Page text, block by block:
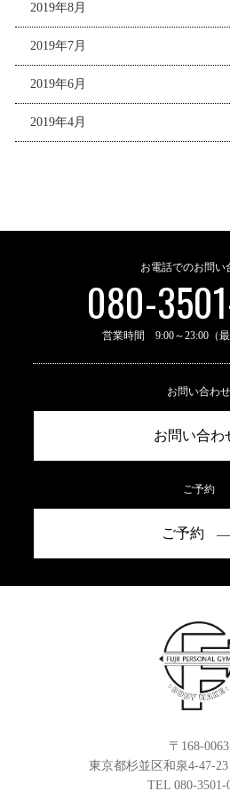
2019年8月
2019年7月
2019年6月
2019年4月
お電話でのお問い
080-
営業時間 9:00～23:00（最
お問い合わせ
お問い合わ
ご予約
ご予約
〒168-0063
東京都杉並区和泉4-47-
TEL 080-3501-